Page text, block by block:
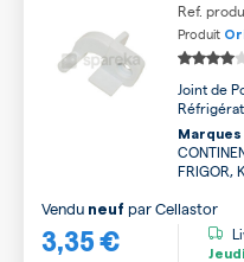
Ref.
Produit
Joint de
FRIGOR,
3,35 €
Vendu neuf parCellastor
Jeudi